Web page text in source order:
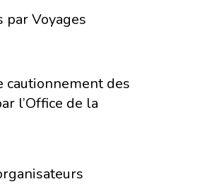
par Voyages
cautionnement des
l’Office de la